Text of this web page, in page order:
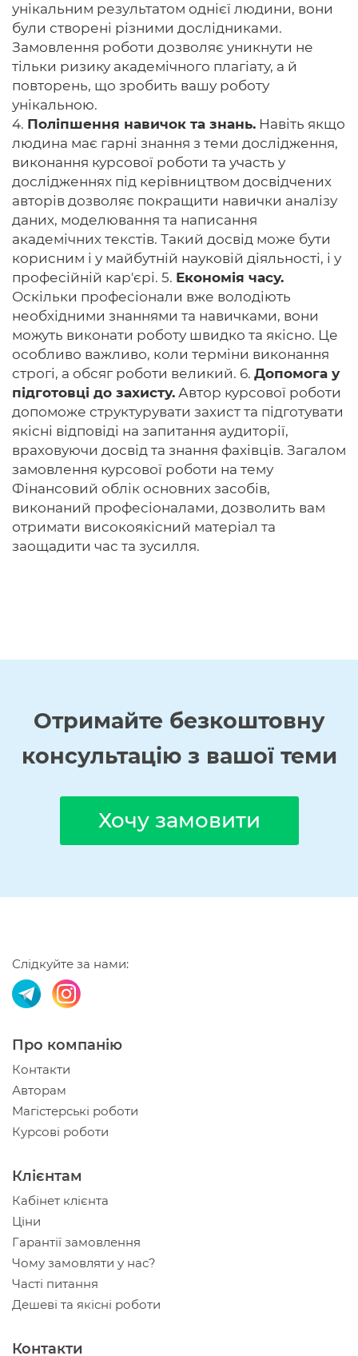
унікальним результатом однієї людини, вони
були створені різними дослідниками.
Замовлення роботи дозволяє уникнути не
тільки ризику академічного плагіату, а й
повторень, що зробить вашу роботу
унікальною.
4. Поліпшення навичок та знань. Навіть якщо
людина має гарні знання з теми дослідження,
виконання курсової роботи та участь у
дослідженнях під керівництвом досвідчених
авторів дозволяє покращити навички аналізу
даних, моделювання та написання
академічних текстів. Такий досвід може бути
корисним і у майбутній науковій діяльності, і у
професійній кар'єрі. 5. Економія часу.
Оскільки професіонали вже володіють
необхідними знаннями та навичками, вони
можуть виконати роботу швидко та якісно. Це
особливо важливо, коли терміни виконання
строгі, а обсяг роботи великий. 6. Допомога у
підготовці до захисту. Автор курсової роботи
допоможе структурувати захист та підготувати
якісні відповіді на запитання аудиторії,
враховуючи досвід та знання фахівців. Загалом
замовлення курсової роботи на тему
Фінансовий облік основних засобів,
виконаний професіоналами, дозволить вам
отримати високоякісний матеріал та
заощадити час та зусилля.
Отримайте безкоштовну
консультацію з вашої теми
Хочу замовити
Слідкуйте за нами:
Про компанію
Контакти
Авторам
Магістерські роботи
Курсові роботи
Клієнтам
Кабінет клієнта
Ціни
Гарантії замовлення
Чому замовляти у нас?
Часті питання
Дешеві та якісні роботи
Контакти